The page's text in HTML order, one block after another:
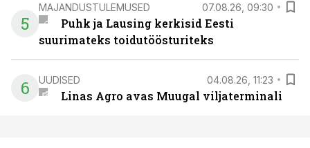
5
MAJANDUSTULEMUSED 07.08.26, 09:30
Puhk ja Lausing kerkisid Eesti
suurimateks toidutöösturiteks
6 UUDISED 04.08.26, 11:23
Linas Agro avas Muugal viljaterminali